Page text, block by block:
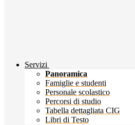
Servizi
Panoramica
Famiglie e studenti
Personale scolastico
Percorsi di studio
Tabella dettagliata CIG
Libri di Testo